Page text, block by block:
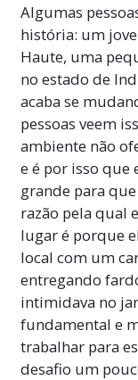
Algumas
história: um
Haute, uma
no estado de
acaba se
pessoas veem
ambiente não
e é por isso que
grande para
razão pela qual
lugar é porque
local com um
entregando
intimidava no
fundamental e
trabalhar para
desafio um